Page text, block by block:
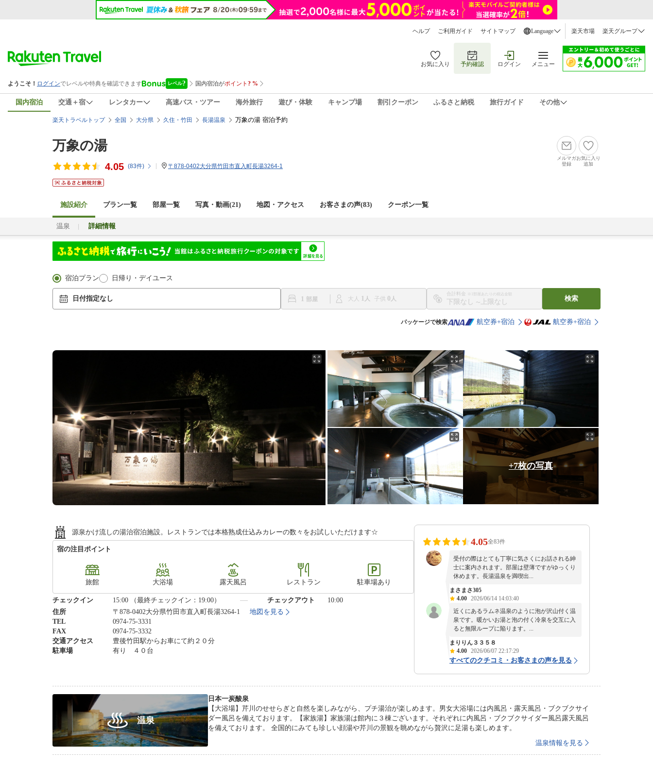
ヘルプ ご利用ガイド サイトマップ Language 楽天市場 楽天グループ
お気に入り 予約確認 ログイン メニュー
国内宿泊 交通＋宿 レンタカー 高速バス・ツアー 海外旅行 遊び・体験 キャンプ場 割引クーポン ふるさと納税 旅行ガイド その他
楽天トラベルトップ 全国 大分県 久住・竹田 長湯温泉 万象の湯 宿泊予約
万象の湯
4.05 (83件) 〒878-0402大分県竹田市直入町長湯3264-1
メルマガ
登録
お気に入り
追加
施設紹介 プラン一覧 部屋一覧 写真・動画(21) 地図・アクセス お客さまの声(83) クーポン一覧
温泉 詳細情報
宿泊プラン 日帰り・デイユース
日付指定なし 1 大人 1 子供 0
合計料金 ※1部屋あたりの税込金額
〜
検索
パッケージで検索 航空券+宿泊 航空券+宿泊
+7枚の写真
源泉かけ流しの湯治宿泊施設。レストランでは本格熟成仕込みカレーの数々をお試しいただけます☆
宿の注目ポイント
旅館 大浴場 露天風呂 レストラン 駐車場あり
チェックイン 15:00 （最終チェックイン：19:00） チェックアウト
10:00
住所
〒878-0402大分県竹田市直入町長湯3264-1
地図を見る
TEL
0974-75-3331
FAX
0974-75-3332
交通アクセス
豊後竹田駅からお車にて約２０分
駐車場
有り ４０台
4.05全83件
受付の際はとても丁寧に気さくにお話される紳
士に案内されます。部屋は壁薄ですがゆっくり
休めます。長湯温泉を満喫出...
まさまさ305
4.00 2026/06/14 14:03:40
近くにあるラムネ温泉のように泡が沢山付く温
泉です。暖かいお湯と泡の付く冷泉を交互に入
ると無限ループに陥ります。...
まりりん３３５８
4.00 2026/06/07 22:17:29
すべてのクチコミ・お客さまの声を見る
温泉
日本一炭酸泉
【大浴場】芹川のせせらぎと自然を楽しみながら、プチ湯治が楽しめます。男女大浴場には内風呂・露天風呂・ブクブクサイ
ダー風呂を備えております。【家族湯】家族湯は館内に３棟ございます。それぞれに内風呂・ブクブクサイダー風呂露天風呂
を備えております。 全国的にみても珍しい顔湯や芹川の景観を眺めながら贅沢に足湯も楽しめます。
温泉情報を見る